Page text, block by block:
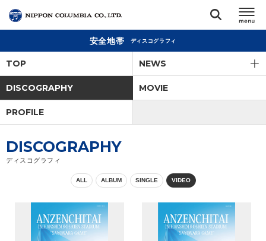
閉じる
アーティスト
ジャンル
オーディション
安全地帯 ディスコグラフィ
TOP NEWS
DISCOGRAPHY MOVIE
PROFILE
DISCOGRAPHY
ディスコグラフィ
ALL ALBUM SINGLE VIDEO